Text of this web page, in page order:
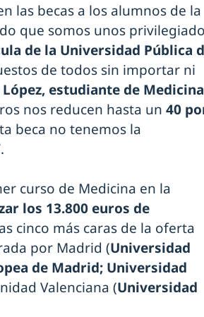
las becas a los alumnos de la
que somos unos
de la Universidad Pública
de todos sin importar ni
estudiante de Medicina
nos reducen hasta un 40
beca no tenemos la
curso de Medicina en la
los 13.800 euros de
cinco más caras de la oferta
por Madrid (Universidad
de Madrid; Universidad
Valenciana (Universidad